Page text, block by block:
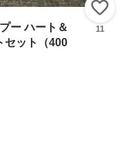
ー ハート＆
セット（400
11